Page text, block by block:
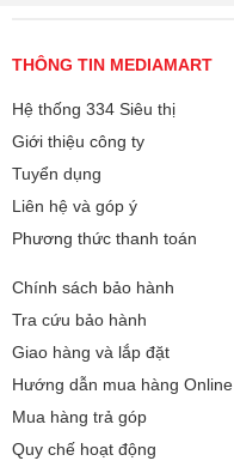
THÔNG TIN MEDIAMART
Hệ thống 334 Siêu thị
Giới thiệu công ty
Tuyển dụng
Liên hệ và góp ý
Phương thức thanh toán
Chính sách bảo hành
Tra cứu bảo hành
Giao hàng và lắp đặt
Hướng dẫn mua hàng Online
Mua hàng trả góp
Quy chế hoạt động